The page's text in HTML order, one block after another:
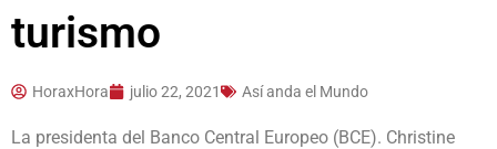
turismo
HoraxHora julio 22, 2021 Así anda el Mundo
La presidenta del Banco Central Europeo (BCE). Christine